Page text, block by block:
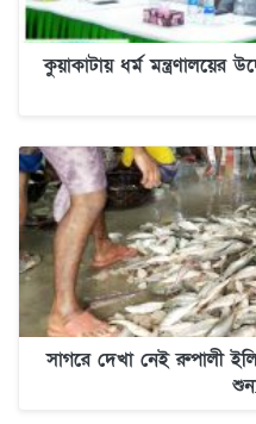
কুয়াকাটায় ধর্ম মন্ত্রণালয়ের
সাগরে দেখা নেই রুপালী